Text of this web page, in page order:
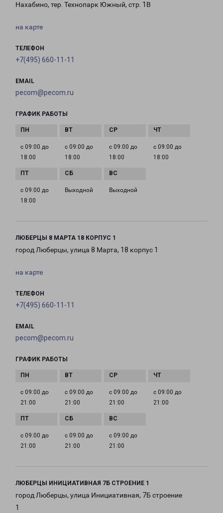
Нахабино, тер. Технопарк Южный, стр. 1В
на карте
ТЕЛЕФОН
+7(495) 660-11-11
EMAIL
pecom@pecom.ru
ГРАФИК РАБОТЫ
с 09:00 до
18:00
с 09:00 до
18:00
с 09:00 до
18:00
с 09:00 до
18:00
с 09:00 до
18:00
Выходной Выходной
ЛЮБЕРЦЫ 8 МАРТА 18 КОРПУС 1
город Люберцы, улица 8 Марта, 18 корпус 1
на карте
ТЕЛЕФОН
+7(495) 660-11-11
EMAIL
pecom@pecom.ru
ГРАФИК РАБОТЫ
с 09:00 до
21:00
с 09:00 до
21:00
с 09:00 до
21:00
с 09:00 до
21:00
с 09:00 до
21:00
с 09:00 до
21:00
с 09:00 до
21:00
ЛЮБЕРЦЫ ИНИЦИАТИВНАЯ 7Б СТРОЕНИЕ 1
город Люберцы, улица Инициативная, 7Б строение
1